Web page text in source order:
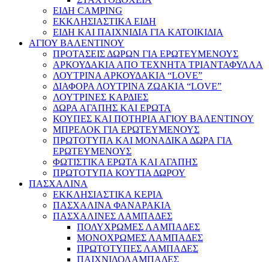
ΕΙΔΗ CAMPING
ΕΚΚΛΗΣΙΑΣΤΙΚΑ ΕΙΔΗ
ΕΙΔΗ ΚΑΙ ΠΑΙΧΝΙΔΙΑ ΓΙΑ ΚΑΤΟΙΚΙΔΙΑ
ΑΓΙΟΥ ΒΑΛΕΝΤΙΝΟΥ
ΠΡΟΤΑΣΕΙΣ ΔΩΡΩΝ ΓΙΑ ΕΡΩΤΕΥΜΕΝΟΥΣ
ΑΡΚΟΥΔΑΚΙΑ ΑΠΟ ΤΕΧΝΗΤΑ ΤΡΙΑΝΤΑΦΥΛΛΑ
ΛΟΥΤΡΙΝΑ ΑΡΚΟΥΔΑΚΙΑ “LOVE”
ΔΙΑΦΟΡΑ ΛΟΥΤΡΙΝΑ ΖΩΑΚΙΑ “LOVE”
ΛΟΥΤΡΙΝΕΣ ΚΑΡΔΙΕΣ
ΔΩΡΑ ΑΓΑΠΗΣ ΚΑΙ ΕΡΩΤΑ
ΚΟΥΠΕΣ ΚΑΙ ΠΟΤΗΡΙΑ ΑΓΙΟΥ ΒΑΛΕΝΤΙΝΟΥ
ΜΠΡΕΛΟΚ ΓΙΑ ΕΡΩΤΕΥΜΕΝΟΥΣ
ΠΡΩΤΟΤΥΠΑ ΚΑΙ ΜΟΝΑΔΙΚΑ ΔΩΡΑ ΓΙΑ
ΕΡΩΤΕΥΜΕΝΟΥΣ
ΦΩΤΙΣΤΙΚΑ ΕΡΩΤΑ ΚΑΙ ΑΓΑΠΗΣ
ΠΡΩΤΟΤΥΠΑ ΚΟΥΤΙΑ ΔΩΡΟΥ
ΠΑΣΧΑΛΙΝΑ
ΕΚΚΛΗΣΙΑΣΤΙΚΑ ΚΕΡΙΑ
ΠΑΣΧΑΛΙΝΑ ΦΑΝΑΡΑΚΙΑ
ΠΑΣΧΑΛΙΝΕΣ ΛΑΜΠΑΔΕΣ
ΠΟΛΥΧΡΩΜΕΣ ΛΑΜΠΑΔΕΣ
ΜΟΝΟΧΡΩΜΕΣ ΛΑΜΠΑΔΕΣ
ΠΡΩΤΟΤΥΠΕΣ ΛΑΜΠΑΔΕΣ
ΠΑΙΧΝΙΔΟΛΑΜΠΑΔΕΣ